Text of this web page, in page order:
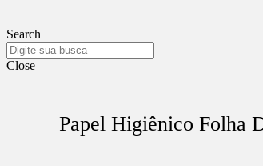
Search
Close
Papel Higiênico Folha